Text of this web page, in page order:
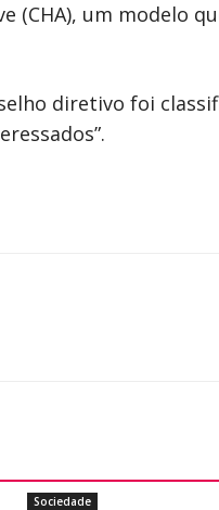
(CHA), um modelo
diretivo foi
Sociedade